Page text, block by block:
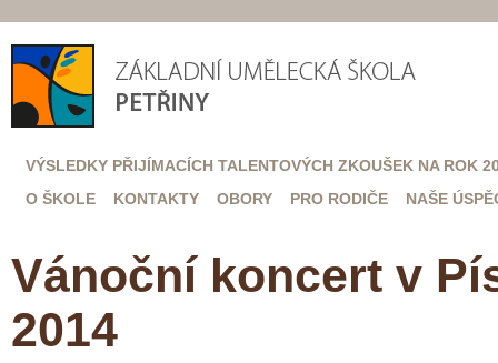
VÝSLEDKY PŘIJÍMACÍCH TALENTOVÝCH ZKOUŠEK NA ROK
O ŠKOLE
KONTAKTY OBORY PRO RODIČE NAŠE
Vánoční koncert v
2014